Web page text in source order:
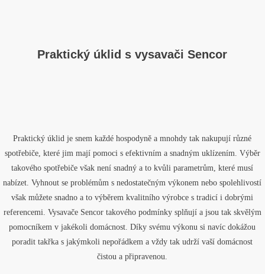
Praktický úklid s vysavači Sencor
Praktický úklid je snem každé hospodyně a mnohdy tak nakupují různé
spotřebiče, které jim mají pomoci s efektivním a snadným uklízením. Výběr
takového spotřebiče však není snadný a to kvůli parametrům, které musí
nabízet. Vyhnout se problémům s nedostatečným výkonem nebo spolehlivostí
však můžete snadno a to výběrem kvalitního výrobce s tradicí i dobrými
referencemi. Vysavače Sencortakového podmínky splňují a jsou tak skvělým
pomocníkem v jakékoli domácnost. Díky svému výkonu si navíc dokážou
poradit takřka s jakýmkoli nepořádkem a vždy tak udrží vaší domácnost
čistou a připravenou.